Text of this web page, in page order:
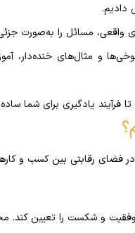
دادیم.
واقعی، مسائل را به‌صورت
و مثال‌های خنده‌دار،
فرآیند یادگیری برای شما
فضای رقابتی بین کسب و
و شکست را تعیین کند.